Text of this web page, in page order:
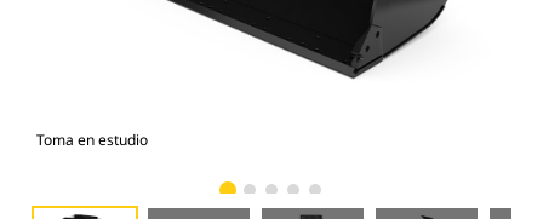
Toma en estudio